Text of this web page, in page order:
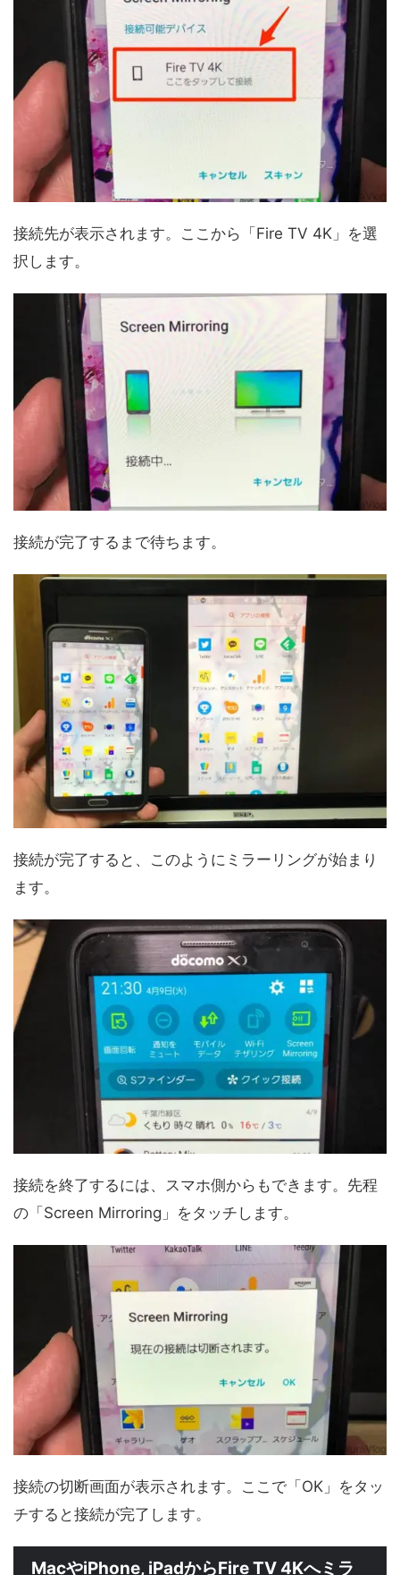
接続先が表示されます。ここから「Fire TV 4K」を選
択します。
接続が完了するまで待ちます。
接続が完了すると、このようにミラーリングが始まり
ます。
接続を終了するには、スマホ側からもできます。先程
の「Screen Mirroring」をタッチします。
接続の切断画面が表示されます。ここで「OK」をタッ
チすると接続が完了します。
MacやiPhone, iPadからFire TV 4Kへミラ